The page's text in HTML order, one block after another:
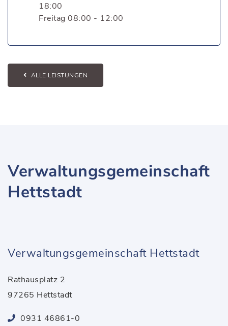
18:00
Freitag 08:00 - 12:00
ALLE LEISTUNGEN
Verwaltungsgemeinschaft
Hettstadt
Verwaltungsgemeinschaft Hettstadt
Rathausplatz 2
97265 Hettstadt
0931 46861-0